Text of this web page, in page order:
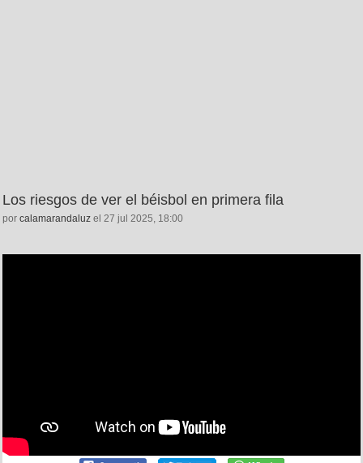
Los riesgos de ver el béisbol en primera fila
por calamarandaluz el 27 jul 2025, 18:00